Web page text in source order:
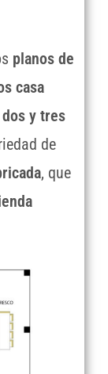
planos de
casa
y tres
de
, que